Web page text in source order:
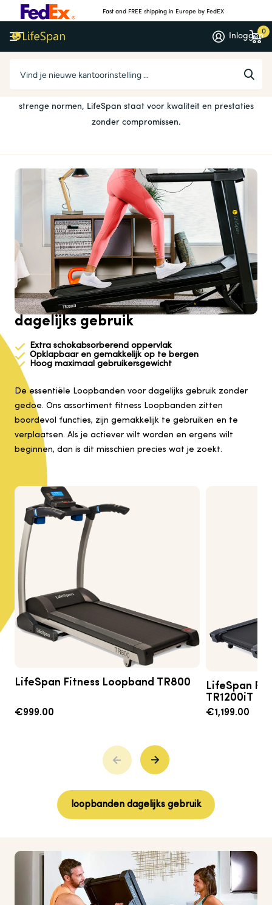
Fast and FREE shipping in Europe by FedEX
Inloggen0
Fitness Loopbanden
Gebouwd met behulp van de sterkste materialen, krachtige
strenge normen, LifeSpan staat voor kwaliteit en prestaties
zonder compromissen.
dagelijks gebruik
Extra schokabsorberend oppervlak
Opklapbaar en gemakkelijk op te bergen
Hoog maximaal gebruikersgewicht
De essentiële Loopbanden voor dagelijks gebruik zonder
gedoe. Ons assortiment fitness Loopbanden zitten
boordevol functies, zijn gemakkelijk te gebruiken en te
verplaatsen. Als je actiever wilt worden en ergens wilt
beginnen, dan is dit misschien precies wat je zoekt.
LifeSpan Fitness Loopband TR800
€999.00
LifeSpan
TR1200iT
€1,199.00
loopbanden dagelijks gebruik